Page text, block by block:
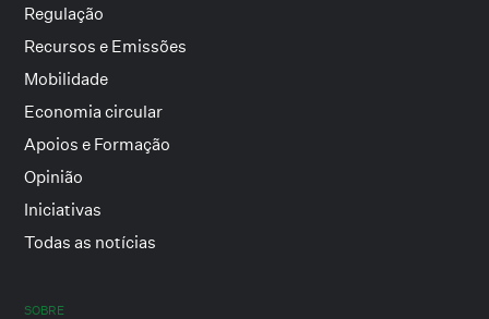
Regulação
Recursos e Emissões
Mobilidade
Economia circular
Apoios e Formação
Opinião
Iniciativas
Todas as notícias
SOBRE